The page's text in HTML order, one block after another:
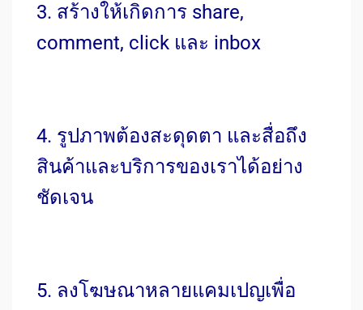
3. สร้างให้เกิดการ share,
comment, click และ inbox
4. รูปภาพต้องสะดุดตา และสื่อถึง
สินค้าและบริการของเราได้อย่าง
ชัดเจน
5. ลงโฆษณาหลายแคมเปญเพื่อ